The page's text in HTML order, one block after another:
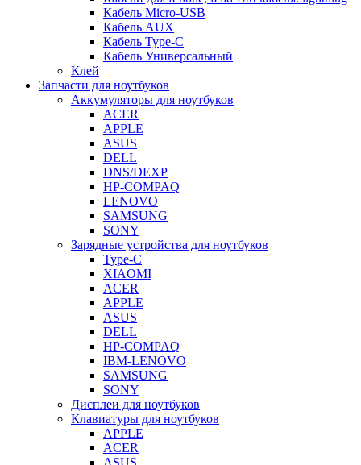
Кабель Micro-USB
Кабель AUX
Кабель Type-C
Кабель Универсальный
Клей
Запчасти для ноутбуков
Аккумуляторы для ноутбуков
ACER
APPLE
ASUS
DELL
DNS/DEXP
HP-COMPAQ
LENOVO
SAMSUNG
SONY
Зарядные устройства для ноутбуков
Type-C
XIAOMI
ACER
APPLE
ASUS
DELL
HP-COMPAQ
IBM-LENOVO
SAMSUNG
SONY
Дисплеи для ноутбуков
Клавиатуры для ноутбуков
APPLE
ACER
ASUS